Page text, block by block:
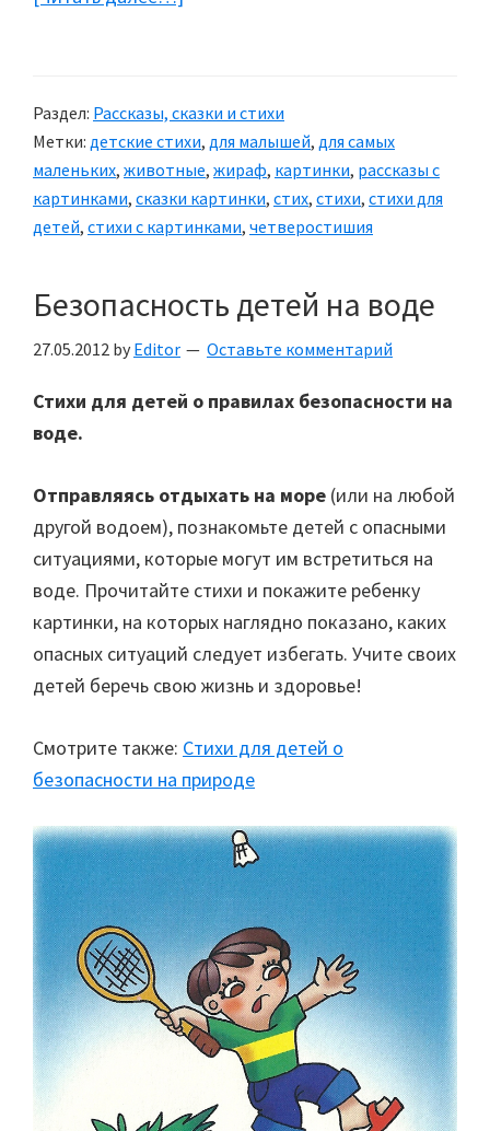
Раздел: Рассказы, сказки и стихи
Метки: детские стихи, для малышей, для самых
маленьких, животные, жираф, картинки, рассказы с
картинками, сказки картинки, стих, стихи, стихи для
детей, стихи с картинками, четверостишия
Безопасность детей на воде
27.05.2012 by Editor Оставьте комментарий
Стихи для детей о правилах безопасности на
воде.
Отправляясь отдыхать на море (или на любой
другой водоем), познакомьте детей с опасными
ситуациями, которые могут им встретиться на
воде. Прочитайте стихи и покажите ребенку
картинки, на которых наглядно показано, каких
опасных ситуаций следует избегать. Учите своих
детей беречь свою жизнь и здоровье!
Смотрите также: Стихи для детей о
безопасности на природе